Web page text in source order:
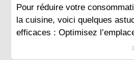
Pour réduire votre
la cuisine, voici quelques
efficaces : Optimisez